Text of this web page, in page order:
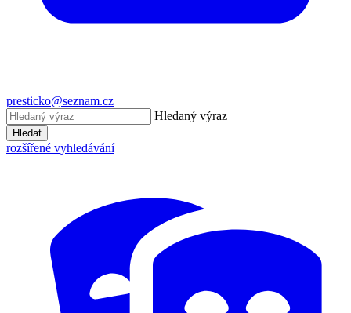
presticko@seznam.cz
Hledaný výraz
Hledat
rozšířené vyhledávání